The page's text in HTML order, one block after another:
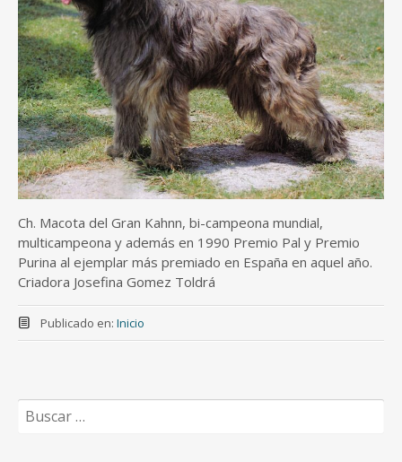
Ch. Macota del Gran Kahnn, bi-campeona mundial,
multicampeona y además en 1990 Premio Pal y Premio
Purina al ejemplar más premiado en España en aquel año.
Criadora Josefina Gomez Toldrá
Publicado en: Inicio
Buscar: